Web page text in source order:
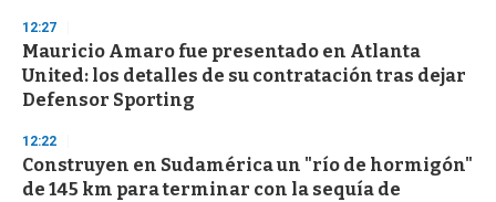
12:27
Mauricio Amaro fue presentado en Atlanta
United: los detalles de su contratación tras dejar
Defensor Sporting
12:22
Construyen en Sudamérica un "río de hormigón"
de 145 km para terminar con la sequía de